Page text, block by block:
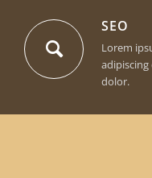
SEO
Lorem
dolor.